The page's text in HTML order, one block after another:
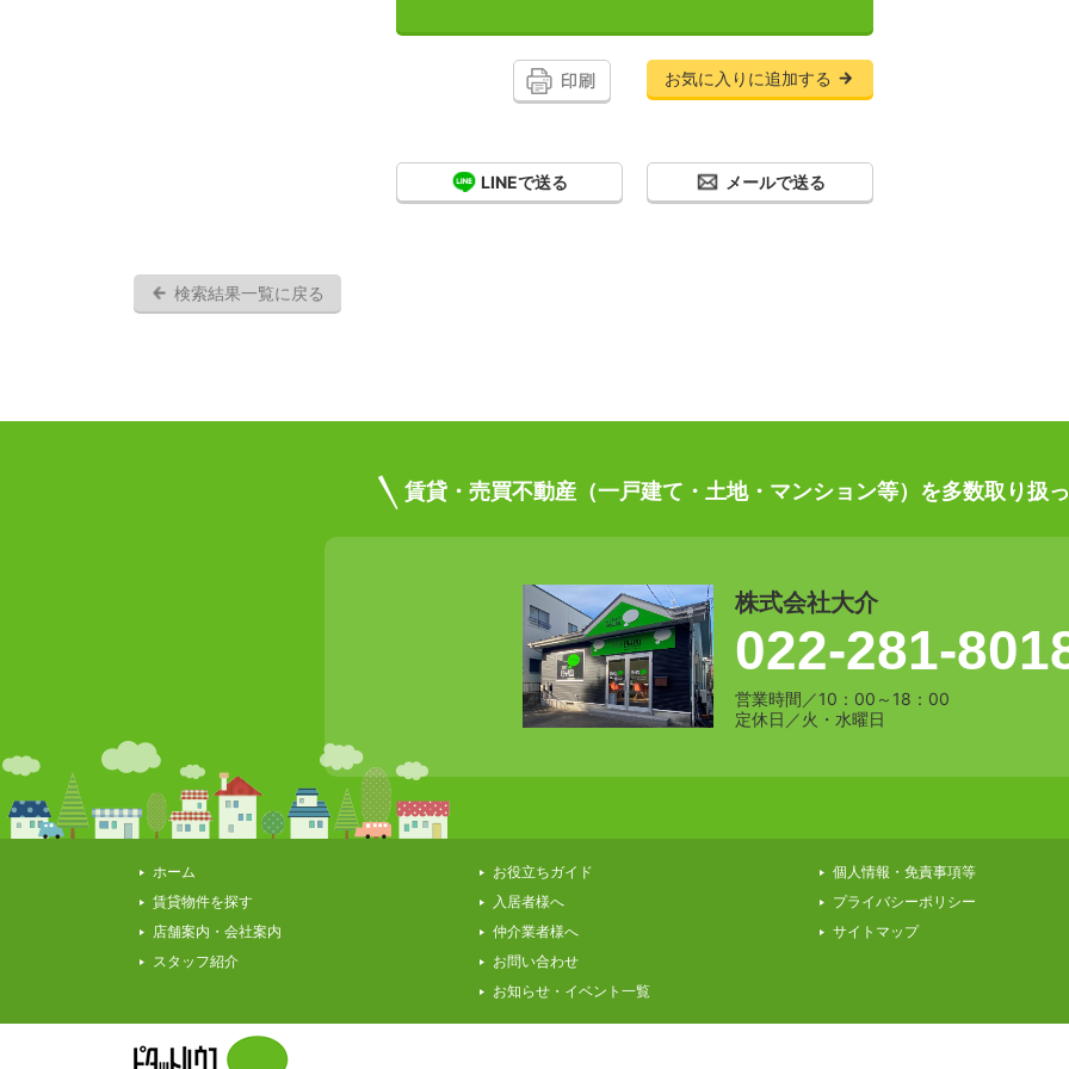
お気に入りに追加する
LINEで送る メールで送る
検索結果一覧に戻る
賃貸・売買不動産（一戸建て・土地・マンション等）を多数取り扱っ
株式会社大介
022-281-
営業時間／10：00～18：00
定休日／火・水曜日
ホーム
賃貸物件を探す
店舗案内・会社案内
スタッフ紹介
お役立ちガイド
入居者様へ
仲介業者様へ
お問い合わせ
お知らせ・イベント一覧
個人情報・免責事項等
プライバシーポリシー
サイトマップ